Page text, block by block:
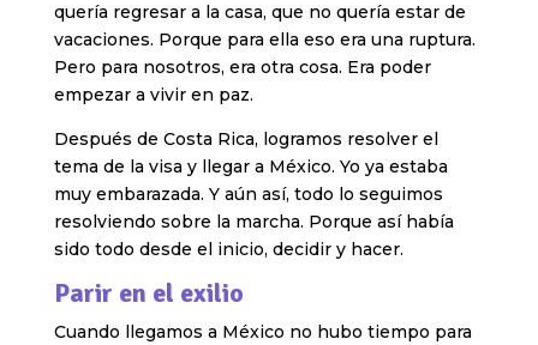
quería regresar a la casa, que no quería estar de
vacaciones. Porque para ella eso era una ruptura.
Pero para nosotros, era otra cosa. Era poder
empezar a vivir en paz.
Después de Costa Rica, logramos resolver el
tema de la visa y llegar a México. Yo ya estaba
muy embarazada. Y aún así, todo lo seguimos
resolviendo sobre la marcha. Porque así había
sido todo desde el inicio, decidir y hacer.
Parir en el exilio
Cuando llegamos a México no hubo tiempo para